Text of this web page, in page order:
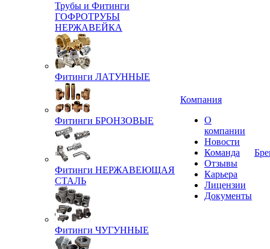
Трубы и Фитинги
ГОФРОТРУБЫ
НЕРЖАВЕЙКА
Фитинги ЛАТУННЫЕ
Фитинги БРОНЗОВЫЕ
Фитинги НЕРЖАВЕЮЩАЯ
СТАЛЬ
Фитинги ЧУГУННЫЕ
Компания
О
компании
Новости
Команда
Отзывы
Карьера
Лицензии
Документы